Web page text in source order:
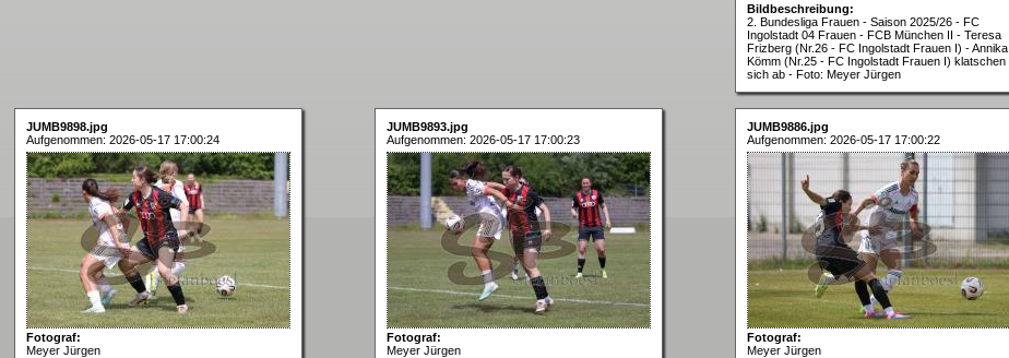
Bildbeschreibung:
2. Bundesliga Frauen - Saison 2025/26 - FC
Ingolstadt 04 Frauen - FCB München II - Teresa
Frizberg (Nr.26 - FC Ingolstadt Frauen I) - Annika
Kömm (Nr.25 - FC Ingolstadt Frauen I) klatschen
sich ab - Foto: Meyer Jürgen
JUMB9898.jpg
Aufgenommen: 2026-05-17 17:00:24
Fotograf:
Meyer Jürgen
JUMB9893.jpg
Aufgenommen: 2026-05-17 17:00:23
Fotograf:
Meyer Jürgen
JUMB9886.jpg
Aufgenommen: 2026-05-17 17:00:22
Fotograf:
Meyer Jürgen